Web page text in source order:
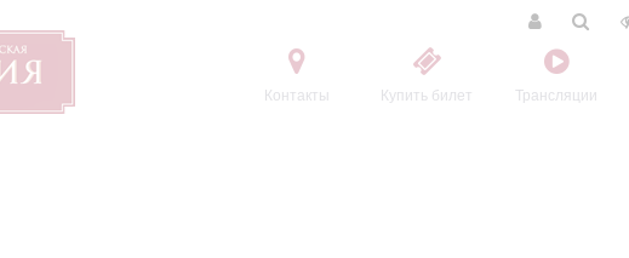
Контакты Купить билет Трансляции